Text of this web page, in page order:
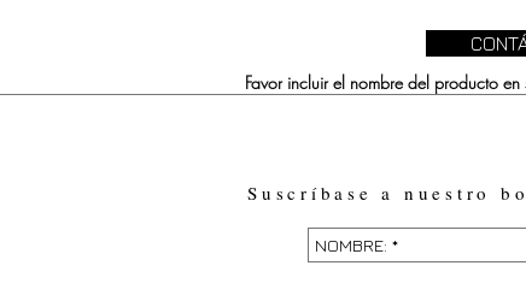
Favor incluir el nombre del producto
Suscríbase a nuestro